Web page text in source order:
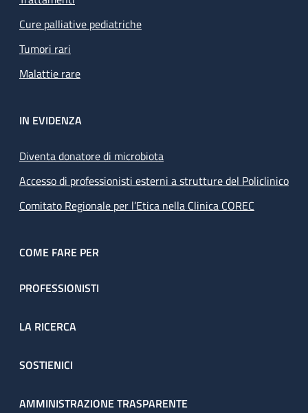
Cure palliative pediatriche
Tumori rari
Malattie rare
IN EVIDENZA
Diventa donatore di microbiota
Accesso di professionisti esterni a strutture del Policlinico
Comitato Regionale per l’Etica nella Clinica COREC
COME FARE PER
PROFESSIONISTI
LA RICERCA
SOSTIENICI
AMMINISTRAZIONE TRASPARENTE